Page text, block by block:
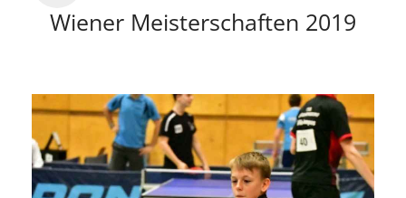
Wiener Meisterschaften 2019